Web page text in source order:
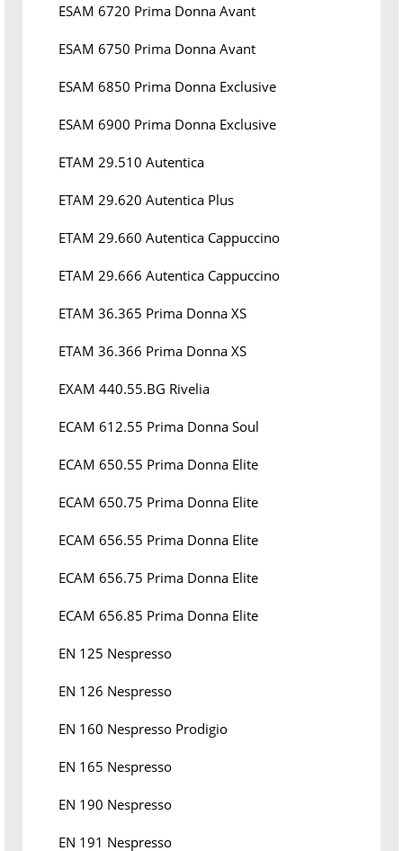
ESAM 6720 Prima Donna Avant
ESAM 6750 Prima Donna Avant
ESAM 6850 Prima Donna Exclusive
ESAM 6900 Prima Donna Exclusive
ETAM 29.510 Autentica
ETAM 29.620 Autentica Plus
ETAM 29.660 Autentica Cappuccino
ETAM 29.666 Autentica Cappuccino
ETAM 36.365 Prima Donna XS
ETAM 36.366 Prima Donna XS
EXAM 440.55.BG Rivelia
ECAM 612.55 Prima Donna Soul
ECAM 650.55 Prima Donna Elite
ECAM 650.75 Prima Donna Elite
ECAM 656.55 Prima Donna Elite
ECAM 656.75 Prima Donna Elite
ECAM 656.85 Prima Donna Elite
EN 125 Nespresso
EN 126 Nespresso
EN 160 Nespresso Prodigio
EN 165 Nespresso
EN 190 Nespresso
EN 191 Nespresso